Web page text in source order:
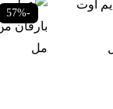
-57%